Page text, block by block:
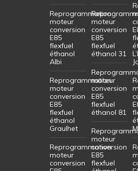
Reprogrammation
moteur
conversion
E85
flexfuel
éthanol
Albi
Reprogrammation
moteur
conversion
E85
flexfuel
éthanol
Graulhet
Reprogrammation
moteur
conversion
moteur
conversion
E85
flexfuel
éthanol 31
moteur
conversion
E85
flexfuel
éthanol 81
moteur
conversion
E85
flexfuel